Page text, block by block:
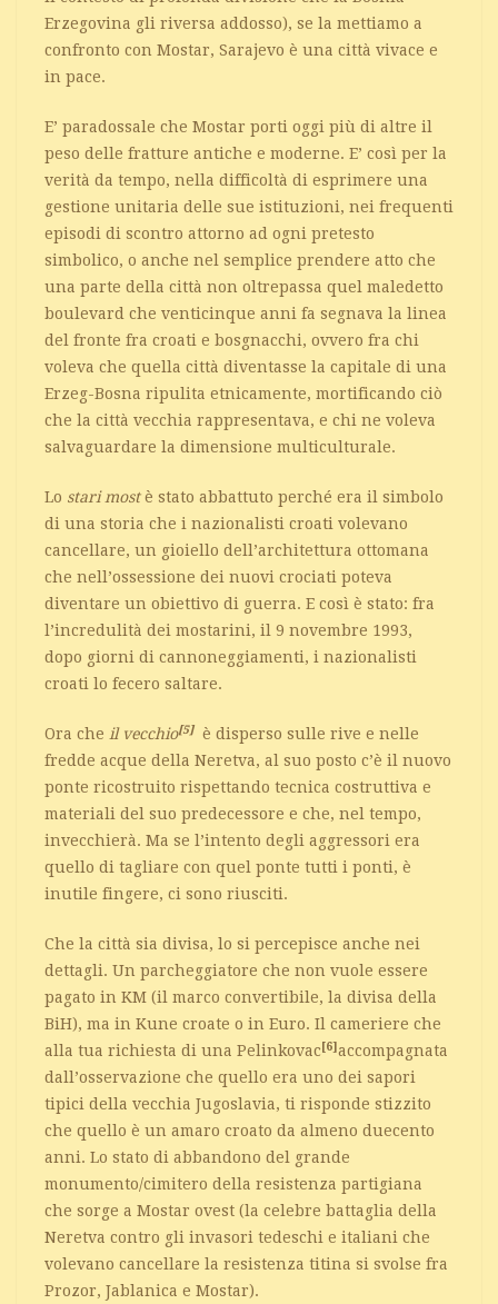
Erzegovina gli riversa addosso), se la mettiamo a
confronto con Mostar, Sarajevo è una città vivace e
in pace.
E’ paradossale che Mostar porti oggi più di altre il
peso delle fratture antiche e moderne. E’ così per la
verità da tempo, nella difficoltà di esprimere una
gestione unitaria delle sue istituzioni, nei frequenti
episodi di scontro attorno ad ogni pretesto
simbolico, o anche nel semplice prendere atto che
una parte della città non oltrepassa quel maledetto
boulevard che venticinque anni fa segnava la linea
del fronte fra croati e bosgnacchi, ovvero fra chi
voleva che quella città diventasse la capitale di una
Erzeg-Bosna ripulita etnicamente, mortificando ciò
che la città vecchia rappresentava, e chi ne voleva
salvaguardare la dimensione multiculturale.
Lo stari mostè stato abbattuto perché era il simbolo
di una storia che i nazionalisti croati volevano
cancellare, un gioiello dell’architettura ottomana
che nell’ossessione dei nuovi crociati poteva
diventare un obiettivo di guerra. E così è stato: fra
l’incredulità dei mostarini, il 9 novembre 1993,
dopo giorni di cannoneggiamenti, i nazionalisti
croati lo fecero saltare.
Ora che il vecchio[5]
è disperso sulle rive e nelle
fredde acque della Neretva, al suo posto c’è il nuovo
ponte ricostruito rispettando tecnica costruttiva e
materiali del suo predecessore e che, nel tempo,
invecchierà. Ma se l’intento degli aggressori era
quello di tagliare con quel ponte tutti i ponti, è
inutile fingere, ci sono riusciti.
Che la città sia divisa, lo si percepisce anche nei
dettagli. Un parcheggiatore che non vuole essere
pagato in KM (il marco convertibile, la divisa della
BiH), ma in Kune croate o in Euro. Il cameriere che
alla tua richiesta di una Pelinkovac[6]accompagnata
dall’osservazione che quello era uno dei sapori
tipici della vecchia Jugoslavia, ti risponde stizzito
che quello è un amaro croato da almeno duecento
anni. Lo stato di abbandono del grande
monumento/cimitero della resistenza partigiana
che sorge a Mostar ovest (la celebre battaglia della
Neretva contro gli invasori tedeschi e italiani che
volevano cancellare la resistenza titina si svolse fra
Prozor, Jablanica e Mostar).